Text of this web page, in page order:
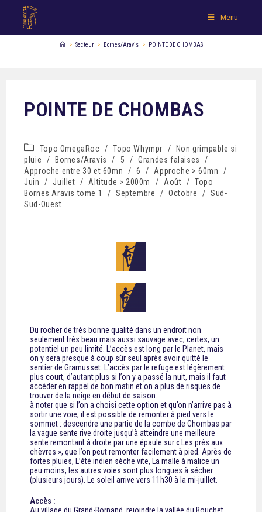
Menu
> Secteur > Bornes/Aravis > POINTE DE CHOMBAS
POINTE DE CHOMBAS
Topo OmegaRoc / Topo Whympr /
Non grimpable si
pluie
/ Bornes/Aravis / 5 / Grandes falaises
/
Approche entre 30 et 60mn
/ 6 / Approche > 60mn
/
Juin
/ Juillet / Altitude > 2000m / Août / Topo
Bornes Aravis tome 1
/ Septembre / Octobre / Sud-
Sud-Ouest
Du rocher de très bonne qualité dans un endroit non
seulement très beau mais aussi sauvage avec, certes, un
potentiel un peu limité. L’accès est long par le Planet, mais
on y sera presque à coup sûr seul après avoir quitté le
sentier de Gramusset. L’accès par le refuge est légèrement
plus court, d’autant plus si l’on y a passé la nuit, mais il faut
accéder en rappel de bon matin et on a plus de risques de
trouver de la neige en début de saison.
à noter que si l’on a choisi cette option et qu’on n’arrive pas à
sortir une voie, il est possible de remonter à pied vers le
sommet : descendre une partie de la combe de Chombas par
la vague sente rive droite jusqu’à atteindre une meilleure
sente remontant à droite par une épaule sur « Les prés aux
chèvres », que l’on peut remonter facilement à pied. Après de
fortes pluies, L’été indien sèche vite, La malle à malice un
peu moins, les autres voies sont plus longues à sécher
(plusieurs jours). Le soleil arrive vers 11h30 à la mi-juillet.
Accès :